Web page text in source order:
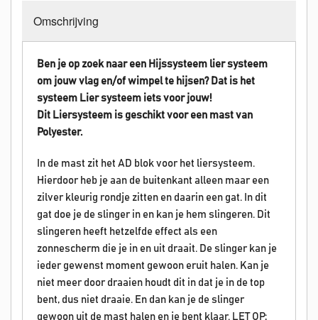
Omschrijving
Ben je op zoek naar een Hijssysteem lier systeem
om jouw vlag en/of wimpel te hijsen? Dat is het
systeem Lier systeem iets voor jouw!
Dit Liersysteem is geschikt voor een mast van
Polyester.
In de mast zit het AD blok voor het liersysteem.
Hierdoor heb je aan de buitenkant alleen maar een
zilver kleurig rondje zitten en daarin een gat. In dit
gat doe je de slinger in en kan je hem slingeren. Dit
slingeren heeft hetzelfde effect als een
zonnescherm die je in en uit draait. De slinger kan je
ieder gewenst moment gewoon eruit halen. Kan je
niet meer door draaien houdt dit in dat je in de top
bent, dus niet draaie. En dan kan je de slinger
gewoon uit de mast halen en je bent klaar. LET OP;